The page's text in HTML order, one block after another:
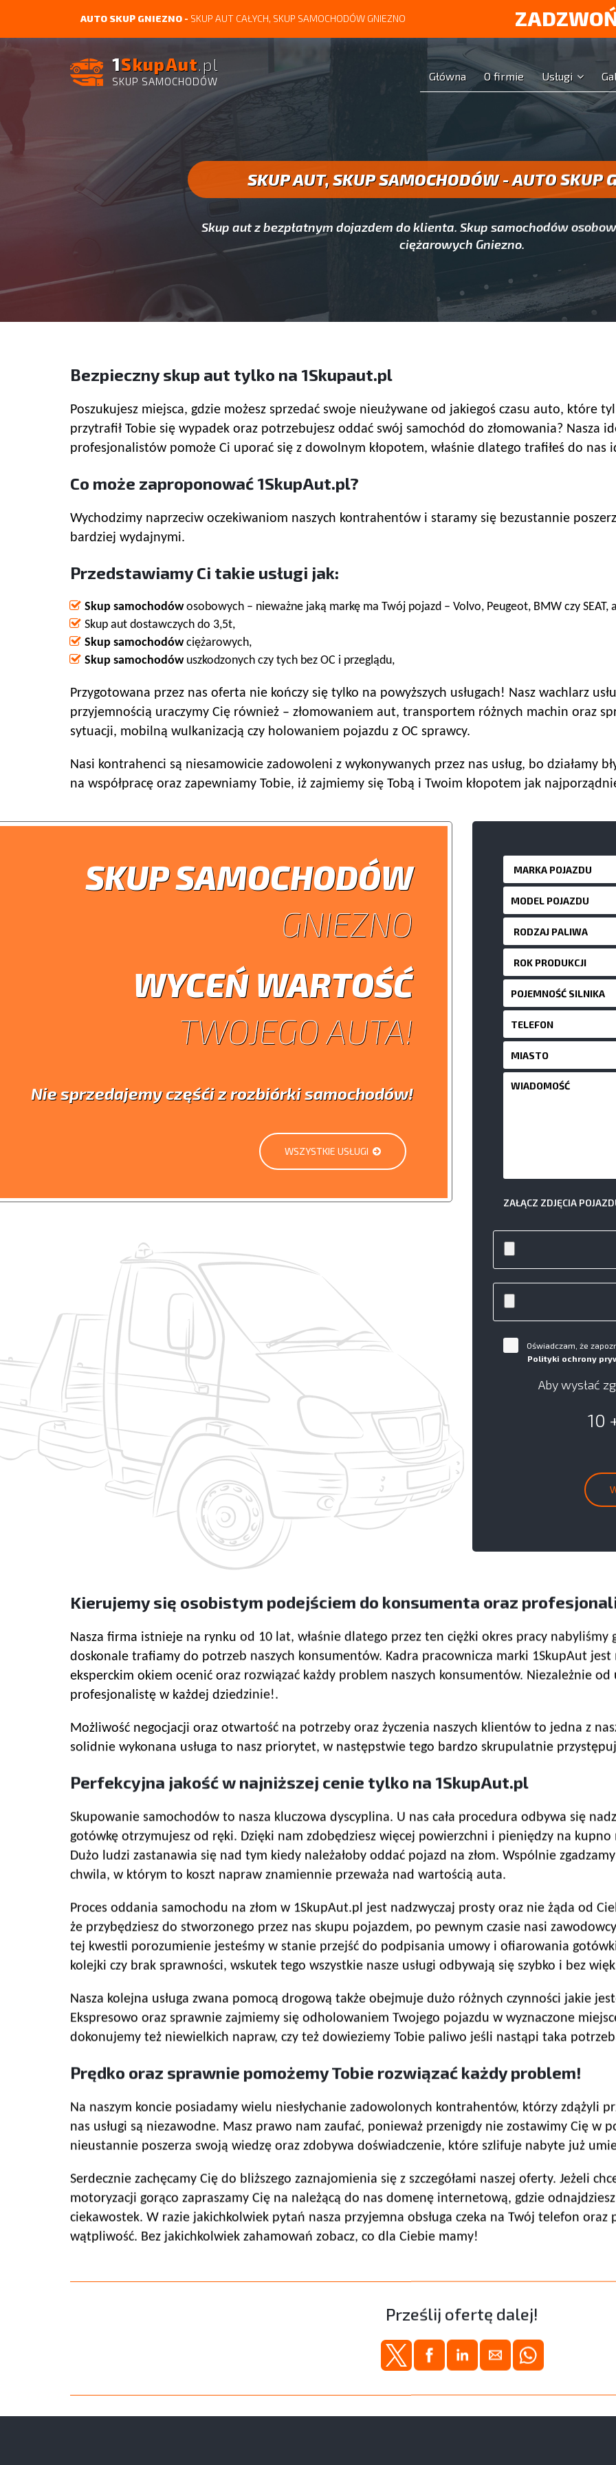
AUTO SKUP GNIEZNO - SKUP AUT CAŁYCH, SKUP SAMOCHODÓW GNIEZNO
1SkupAut.pl
SKUP SAMOCHODÓW Główna O firmie Usługi
SKUP AUT, SKUP SAMOCHODÓW - AUTO SKUP
Skup aut z bezpłatnym dojazdem do klienta. Skup samochodów
ciężarowych Gniezno.
Bezpieczny skup aut tylko na 1Skupaut.pl
Poszukujesz miejsca, gdzie możesz sprzedać swoje nieużywane od jakiegoś czasu auto, które
przytrafił Tobie się wypadek oraz potrzebujesz oddać swój samochód do złomowania? Nasza
profesjonalistów pomoże Ci uporać się z dowolnym kłopotem, właśnie dlatego trafiłeś do nas
Co może zaproponować 1SkupAut.pl?
Wychodzimy naprzeciw oczekiwaniom naszych kontrahentów i staramy się bezustannie
bardziej wydajnymi.
Przedstawiamy Ci takie usługi jak:
Skup samochodówosobowych – nieważne jaką markę ma Twój pojazd – Volvo, Peugeot, BMW czy
Skup aut dostawczych do 3,5t,
Skup samochodówciężarowych,
Skup samochodówuszkodzonych czy tych bez OC i przeglądu,
Przygotowana przez nas oferta nie kończy się tylko na powyższych usługach! Nasz wachlarz
przyjemnością uraczymy Cię również – złomowaniem aut, transportem różnych machin oraz
sytuacji, mobilną wulkanizacją czy holowaniem pojazdu z OC sprawcy.
Nasi kontrahenci są niesamowicie zadowoleni z wykonywanych przez nas usług, bo działamy
na współpracę oraz zapewniamy Tobie, iż zajmiemy się Tobą i Twoim kłopotem jak
SKUP SAMOCHODÓW
GNIEZNO
WYCEŃ WARTOŚĆ
TWOJEGO AUTA!
Nie sprzedajemy częśći z rozbiórki samochodów!
WSZYSTKIE USŁUGI
ZAŁĄCZ ZDJĘCIA
Oświadczam, że
Polityki ochrony
Aby wysłać
10
Kierujemy się osobistym podejściem do konsumenta oraz
Nasza firma istnieje na rynku od 10 lat, właśnie dlatego przez ten ciężki okres pracy nabyliśmy
doskonale trafiamy do potrzeb naszych konsumentów. Kadra pracownicza marki 1SkupAut
eksperckim okiem ocenić oraz rozwiązać każdy problem naszych konsumentów. Niezależnie od
profesjonalistę w każdej dziedzinie!.
Możliwość negocjacji oraz otwartość na potrzeby oraz życzenia naszych klientów to jedna z
solidnie wykonana usługa to nasz priorytet, w następstwie tego bardzo skrupulatnie
Perfekcyjna jakość w najniższej cenie tylko na 1SkupAut.pl
Skupowanie samochodów to nasza kluczowa dyscyplina. U nas cała procedura odbywa się
gotówkę otrzymujesz od ręki. Dzięki nam zdobędziesz więcej powierzchni i pieniędzy na
Dużo ludzi zastanawia się nad tym kiedy należałoby oddać pojazd na złom. Wspólnie
chwila, w którym to koszt napraw znamiennie przeważa nad wartością auta.
Proces oddania samochodu na złom w 1SkupAut.pl jest nadzwyczaj prosty oraz nie żąda od
że przybędziesz do stworzonego przez nas skupu pojazdem, po pewnym czasie nasi
tej kwestii porozumienie jesteśmy w stanie przejść do podpisania umowy i ofiarowania
kolejki czy brak sprawności, wskutek tego wszystkie nasze usługi odbywają się szybko i bez
Nasza kolejna usługa zwana pomocą drogową także obejmuje dużo różnych czynności jakie
Ekspresowo oraz sprawnie zajmiemy się odholowaniem Twojego pojazdu w wyznaczone
dokonujemy też niewielkich napraw, czy też dowieziemy Tobie paliwo jeśli nastąpi taka
Prędko oraz sprawnie pomożemy Tobie rozwiązać każdy problem!
Na naszym koncie posiadamy wielu niesłychanie zadowolonych kontrahentów, którzy zdążyli
nas usługi są niezawodne. Masz prawo nam zaufać, ponieważ przenigdy nie zostawimy Cię w
nieustannie poszerza swoją wiedzę oraz zdobywa doświadczenie, które szlifuje nabyte już
Serdecznie zachęcamy Cię do bliższego zaznajomienia się z szczegółami naszej oferty. Jeżeli
motoryzacji gorąco zapraszamy Cię na należącą do nas domenę internetową, gdzie
ciekawostek. W razie jakichkolwiek pytań nasza przyjemna obsługa czeka na Twój telefon oraz
wątpliwość. Bez jakichkolwiek zahamowań zobacz, co dla Ciebie mamy!
Prześlij ofertę dalej!